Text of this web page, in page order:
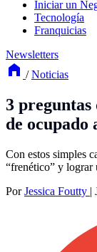
Iniciar un
Tecnología
Franquicias
Newsletters
/ Noticias
3
de ocupado
Con estos simples
“frenético” y lograr
PorJessica Foutty |